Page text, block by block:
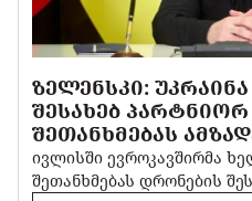
ᲖᲔᲚᲔᲜᲡᲙᲘ:
ᲨᲔᲡᲐᲮᲔᲑ ᲞᲐᲠᲢᲜᲘᲝᲠ
ᲨᲔᲗᲐᲜᲮᲛᲔᲑᲐᲡ
ივლისში ევროკავშირმა
შეთანხმებას დრონების